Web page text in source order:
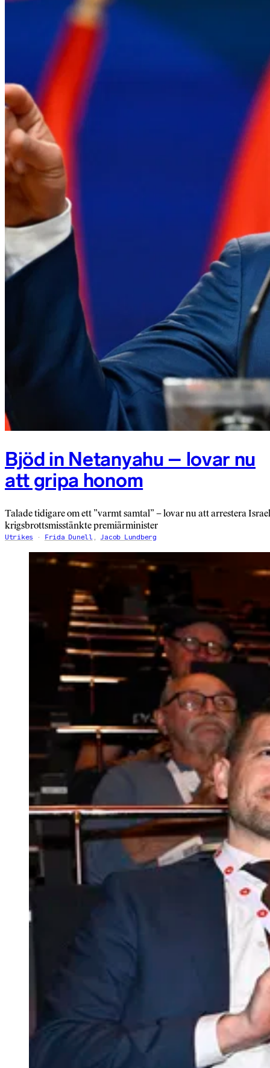
Bjöd in Netanyahu – lovar nu
att gripa honom
Talade tidigare om ett ”varmt samtal” – lovar nu att arrestera
krigsbrottsmisstänkte premiärminister
Utrikes Frida Dunell,Jacob Lundberg